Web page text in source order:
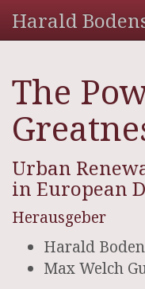
Harald
The
Urban
in European
Herausgeber
Harald
Max Welch